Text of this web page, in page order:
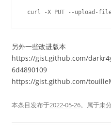
另外一些改进版本
https://gist.github.com/
6d4890109
https://gist.github.com/
本条目发布于2022-05-26。属于未